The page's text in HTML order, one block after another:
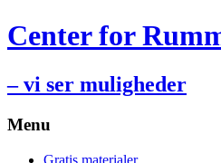
Center for
– vi ser muligheder
Menu
Hop
Gratis materialer